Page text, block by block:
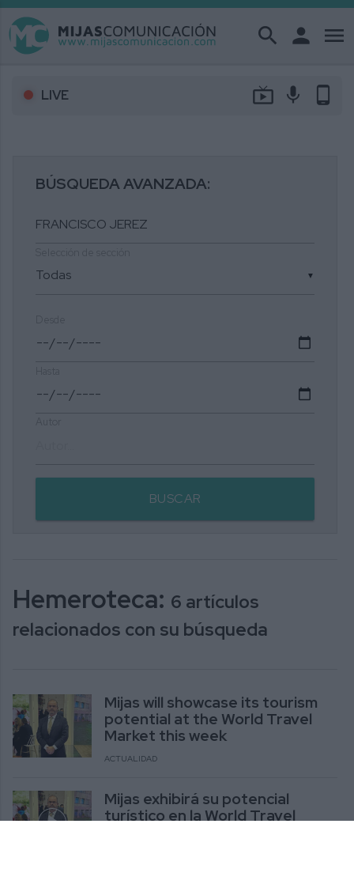
search person menu
LIVE live_tv mic phone_android
BÚSQUEDA AVANZADA:
▼
BUSCAR
Hemeroteca: 6 artículos
relacionados con su búsqueda
Mijas will showcase its tourism
potential at the World Travel
Market this week
ACTUALIDAD
Mijas exhibirá su potencial
turístico en la World Travel